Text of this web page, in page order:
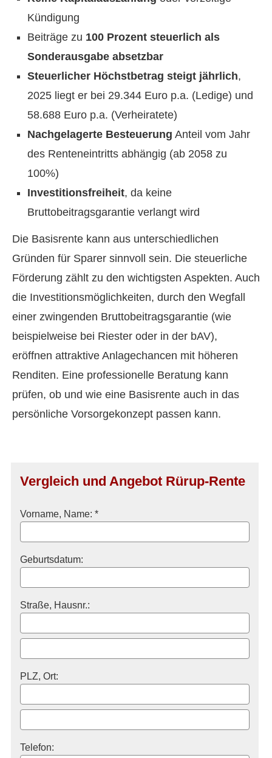
Kündigung
Beiträge zu 100 Prozent steuerlich als
Sonderausgabe absetzbar
Steuerlicher Höchstbetrag steigt jährlich,
2025 liegt er bei 29.344 Euro p.a. (Ledige) und
58.688 Euro p.a. (Verheiratete)
Nachgelagerte Besteuerung Anteil vom Jahr
des Renteneintritts abhängig (ab 2058 zu
100%)
Investitionsfreiheit, da keine
Bruttobeitragsgarantie verlangt wird
Die Basisrente kann aus unterschiedlichen
Gründen für Sparer sinnvoll sein. Die steuerliche
Förderung zählt zu den wichtigsten Aspekten. Auch
die Investitionsmöglichkeiten, durch den Wegfall
einer zwingenden Bruttobeitragsgarantie (wie
beispielweise bei Riester oder in der bAV),
eröffnen attraktive Anlagechancen mit höheren
Renditen. Eine professionelle Beratung kann
prüfen, ob und wie eine Basisrente auch in das
persönliche Vorsorgekonzept passen kann.
Vergleich und Angebot Rürup-Rente
Vorname, Name: *
Geburts­datum:
Straße, Hausnr.:
PLZ, Ort:
Telefon: